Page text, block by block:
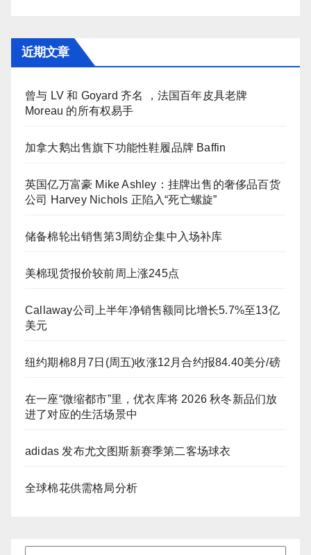
近期文章
曾与 LV 和 Goyard 齐名 ，法国百年皮具老牌
Moreau 的所有权易手
加拿大鹅出售旗下功能性鞋履品牌 Baffin
英国亿万富豪 Mike Ashley：挂牌出售的奢侈品百货
公司 Harvey Nichols 正陷入“死亡螺旋”
储备棉轮出销售第3周纺企集中入场补库
美棉现货报价较前周上涨245点
Callaway公司上半年净销售额同比增长5.7%至13亿
美元
纽约期棉8月7日(周五)收涨12月合约报84.40美分/磅
在一座“微缩都市”里，优衣库将 2026 秋冬新品们放
进了对应的生活场景中
adidas 发布尤文图斯新赛季第二客场球衣
全球棉花供需格局分析